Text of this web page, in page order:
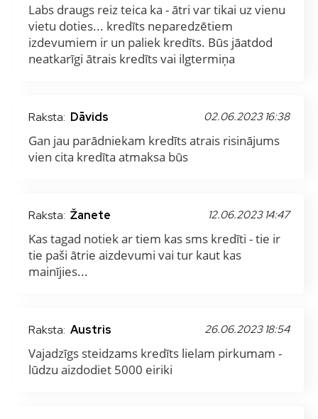
Labs draugs reiz teica ka - ātri var tikai uz vienu
vietu doties... kredīts neparedzētiem
izdevumiem ir un paliek kredīts. Būs jāatdod
neatkarīgi ātrais kredīts vai ilgtermiņa
Raksta: Dāvids 02.06.2023 16:38
Gan jau parādniekam kredīts atrais risinājums
vien cita kredīta atmaksa būs
Raksta: Žanete 12.06.2023 14:47
Kas tagad notiek ar tiem kas sms kredīti - tie ir
tie paši ātrie aizdevumi vai tur kaut kas
mainījies...
Raksta: Austris 26.06.2023 18:54
Vajadzīgs steidzams kredīts lielam pirkumam -
lūdzu aizdodiet 5000 eiriki